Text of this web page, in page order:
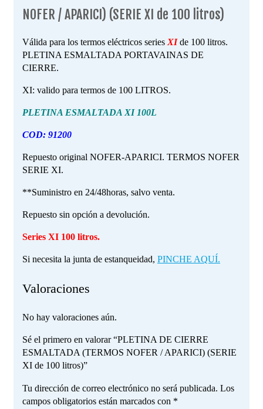
NOFER / APARICI) (SERIE XI de 100 litros)
Válida para los termos eléctricos seriesXIde 100 litros.
PLETINA ESMALTADA PORTAVAINAS DE
CIERRE.
XI: valido para termos de 100 LITROS.
PLETINA ESMALTADA XI 100L
COD: 91200
Repuesto original NOFER-APARICI. TERMOS NOFER
SERIE XI.
**Suministro en 24/48horas, salvo venta.
Repuesto sin opción a devolución.
Series XI 100 litros.
Si necesita la junta de estanqueidad, PINCHE AQUÍ.
Valoraciones
No hay valoraciones aún.
Sé el primero en valorar “PLETINA DE CIERRE
ESMALTADA (TERMOS NOFER / APARICI) (SERIE
XI de 100 litros)”
Tu dirección de correo electrónico no será publicada. Los
campos obligatorios están marcados con *